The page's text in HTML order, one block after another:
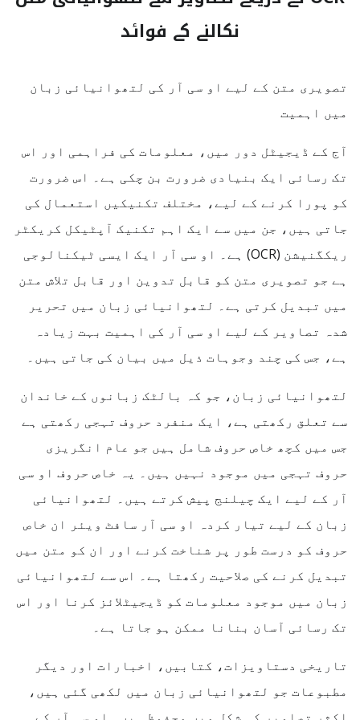
نکالنے کے فوائد
تصویری متن کے لیے او سی آر کی لتھوانیائی زبان
میں اہمیت
آج کے ڈیجیٹل دور میں، معلومات کی فراہمی اور اس
تک رسائی ایک بنیادی ضرورت بن چکی ہے۔ اس ضرورت
کو پورا کرنے کے لیے، مختلف تکنیکیں استعمال کی
جاتی ہیں، جن میں سے ایک اہم تکنیک آپٹیکل کریکٹر
ریکگنیشن (OCR) ہے۔ او سی آر ایک ایسی ٹیکنالوجی
ہے جو تصویری متن کو قابل تدوین اور قابل تلاش متن
میں تبدیل کرتی ہے۔ لتھوانیائی زبان میں تحریر
شدہ تصاویر کے لیے او سی آر کی اہمیت بہت زیادہ
ہے، جس کی چند وجوہات ذیل میں بیان کی جاتی ہیں۔
لتھوانیائی زبان، جو کہ بالٹک زبانوں کے خاندان
سے تعلق رکھتی ہے، ایک منفرد حروف تہجی رکھتی ہے
جس میں کچھ خاص حروف شامل ہیں جو عام انگریزی
حروف تہجی میں موجود نہیں ہیں۔ یہ خاص حروف او سی
آر کے لیے ایک چیلنج پیش کرتے ہیں۔ لتھوانیائی
زبان کے لیے تیار کردہ او سی آر سافٹ ویئر ان خاص
حروف کو درست طور پر شناخت کرنے اور ان کو متن میں
تبدیل کرنے کی صلاحیت رکھتا ہے۔ اس سے لتھوانیائی
زبان میں موجود معلومات کو ڈیجیٹلائز کرنا اور اس
تک رسائی آسان بنانا ممکن ہو جاتا ہے۔
تاریخی دستاویزات، کتابیں، اخبارات اور دیگر
مطبوعات جو لتھوانیائی زبان میں لکھی گئی ہیں،